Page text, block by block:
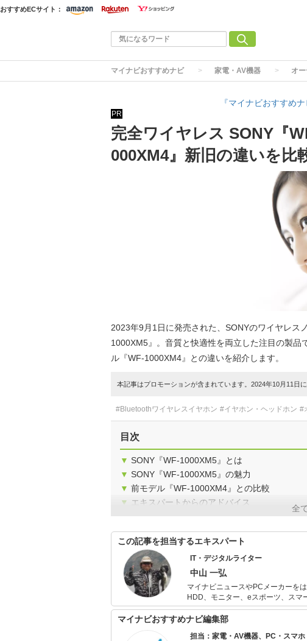
おすすめECサイト：
マイナビおすすめナビ 家電・AV機器 オ
『マイナビおすすめ
PR
完全ワイヤレス SONY『
000XM4』新旧の違いを比
2023年9月1日に発売された、SONYのワイヤレス
1000XM5』。音質と快適性を両立した注目の製
ル『WF-1000XM4』との違いを紹介します。
本記事はプロモーションが含まれています。2024年10月11日
#Bluetoothワイヤレスイヤホン #イヤホン・ヘッドホン #
目次
▼ SONY『WF-1000XM5』とは
▼ SONY『WF-1000XM5』の魅力
▼ 前モデル『WF-1000XM4』との比較
▼ エキスパートからのアドバイス
全
この記事を担当するエキスパート
IT・デジタルライター
中山 一弘
マイナビニュースやPCメーカーを
HDD、モニター、eスポーツ、スマ
ルで執筆実績あり。 多くのIT・デジタル系の執筆実績がある反面、休日はもっぱらアウトドア派。趣
味の釣りやサバゲー、さらにはDIY
マイナビおすすめナビ編集部
担当：家電・AV機器、PC・スマ